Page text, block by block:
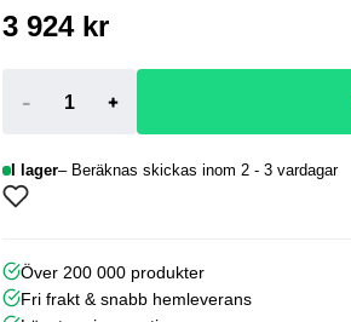
3 924 kr
- +
I lager Beräknas skickas inom 2 - 3 vardagar
Över 200 000 produkter
Fri frakt & snabb hemleverans